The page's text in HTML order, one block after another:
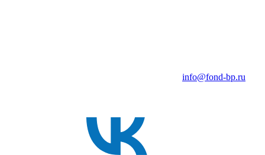
info@fond-bp.ru